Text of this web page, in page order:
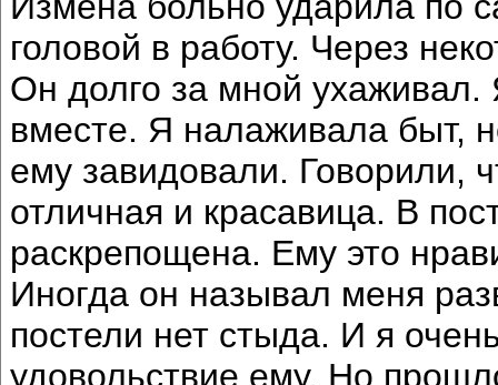
головой в работу. Через
Он долго за мной
вместе. Я налаживала быт,
ему завидовали. Говорили,
отличная и красавица. В
раскрепощена. Ему это
Иногда он называл меня
постели нет стыда. И я
удовольствие ему. Но